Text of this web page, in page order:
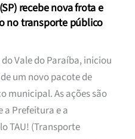
recebe nova frota e
no transporte público
Vale do Paraíba, iniciou
um novo pacote de
municipal. As ações são
a Prefeitura e a
TAU! (Transporte